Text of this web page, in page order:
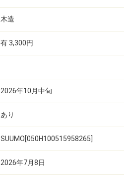
木造
有 3,300円
2026年10月中旬
あり
SUUMO[050H100515958265]
2026年7月8日